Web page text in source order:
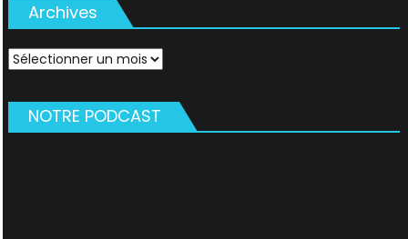
Archives
Archives
NOTRE PODCAST